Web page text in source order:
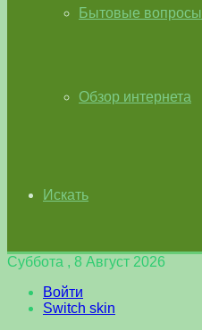
Бытовые вопросы
Обзор интернета
Искать
Суббота , 8 Август 2026
Войти
Switch skin